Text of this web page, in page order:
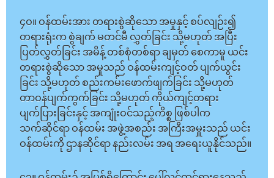
၄ဝ။ ဝန်ထမ်းအား တရားစွဲဆိုသော အမှုနှင့် စပ်လျဉ်း၍
တရားရုံးက စွဲချက် မတင်မီ လွှတ်ခြင်း သို့မဟုတ် အပြီး
ပြတ်လွှတ်ခြင်း အမိန့် တစ်စုံတစ်ရာ ချမှတ် စေကာမူ ယင်း
တရားစွဲဆိုသော အမှုသည် ဝန်ထမ်းကျင့်ဝတ် ပျက်ယွင်း
ခြင်း သို့မဟုတ် စည်းကမ်းဖောက်ဖျက်ခြင်း သို့မဟုတ်
တာဝန်ပျက်ကွက်ခြင်း သို့မဟုတ် ကိုယ်ကျင့်တရား
ပျက်ပြားခြင်းနှင့် အကျုံးဝင်သည့်ကိစ္စ ဖြစ်ပါက
သက်ဆိုင်ရာ ဝန်ထမ်း အဖွဲ့အစည်း အကြီးအမှူးသည် ယင်း
ဝန်ထမ်းကို ဌာနဆိုင်ရာ နည်းလမ်း အရ အရေးယူနိုင်သည်။